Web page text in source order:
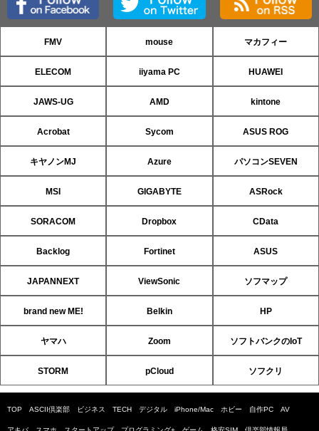
FMV mouse マカフィー
ELECOM iiyama PC HUAWEI
JAWS-UG AMD kintone
Acrobat Sycom ASUS ROG
キヤノンMJ Azure パソコンSEVEN
MSI GIGABYTE ASRock
SORACOM Dropbox CData
Backlog Fortinet ASUS
JAPANNEXT ViewSonic ソフマップ
brand new ME! Belkin HP
ヤマハ Zoom ソフトバンクのIoT
STORM pCloud ソフクリ
TOP ASCII倶楽部 ビジネス TECH デジタル iPhone/Mac ホビー 自作PC AV